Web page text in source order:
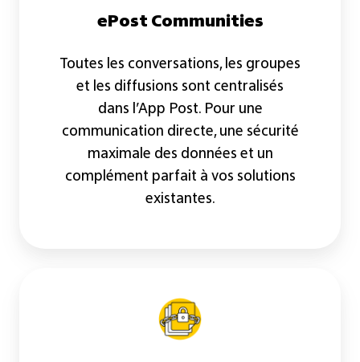
ePost Communities
Toutes les conversations, les groupes
et les diffusions sont centralisés
dans l’App Post. Pour une
communication directe, une sécurité
maximale des données et un
complément parfait à vos solutions
existantes.
SecureSend